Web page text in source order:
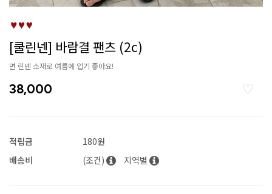
[쿨린넨] 바람결 팬츠 (2c)
면 린넨 소재로 여름에 입기 좋아요!
38,000
적립금
180원
배송비
(조건) 지역별